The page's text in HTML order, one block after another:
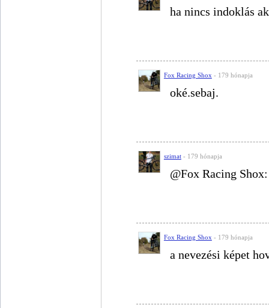
ha nincs indoklás
Fox Racing Shox - 179 hónapja
oké.sebaj.
szimat - 179 hónapja
@Fox Racing
Fox Racing Shox - 179 hónapja
a nevezési képet